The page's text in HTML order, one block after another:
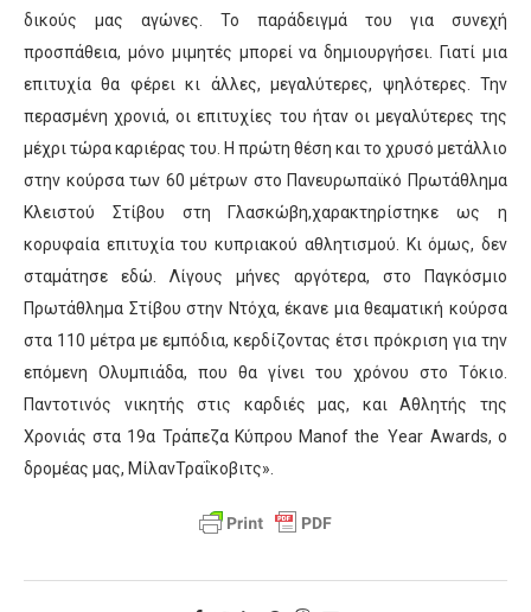
δικούς μας αγώνες. Το παράδειγμά του για συνεχή
προσπάθεια, μόνο μιμητές μπορεί να δημιουργήσει. Γιατί μια
επιτυχία θα φέρει κι άλλες, μεγαλύτερες, ψηλότερες. Την
περασμένη χρονιά, οι επιτυχίες του ήταν οι μεγαλύτερες της
μέχρι τώρα καριέρας του. Η πρώτη θέση και το χρυσό μετάλλιο
στην κούρσα των 60 μέτρων στο Πανευρωπαϊκό Πρωτάθλημα
Κλειστού Στίβου στη Γλασκώβη,χαρακτηρίστηκε ως η
κορυφαία επιτυχία του κυπριακού αθλητισμού. Κι όμως, δεν
σταμάτησε εδώ. Λίγους μήνες αργότερα, στο Παγκόσμιο
Πρωτάθλημα Στίβου στην Ντόχα, έκανε μια θεαματική κούρσα
στα 110 μέτρα με εμπόδια, κερδίζοντας έτσι πρόκριση για την
επόμενη Ολυμπιάδα, που θα γίνει του χρόνου στο Τόκιο.
Παντοτινός νικητής στις καρδιές μας, και Αθλητής της
Χρονιάς στα 19α Τράπεζα Κύπρου Manofthe Year Awards, ο
δρομέας μας, ΜίλανΤραΐκοβιτς»